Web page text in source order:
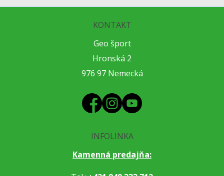
KONTAKT
Geo šport
Hronská 2
976 97 Nemecká
INFOLINKA
Kamenná predajňa: